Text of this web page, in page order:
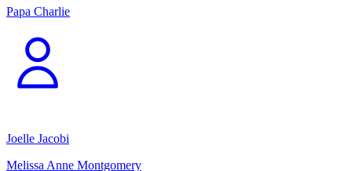
Papa Charlie
Joelle Jacobi
Melissa Anne Montgomery